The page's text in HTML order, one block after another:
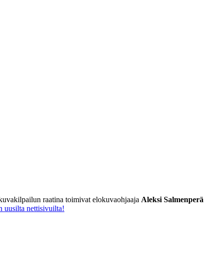
raatina toimivat elokuvaohjaaja Aleksi Salmenperä
uusilta nettisivuilta!